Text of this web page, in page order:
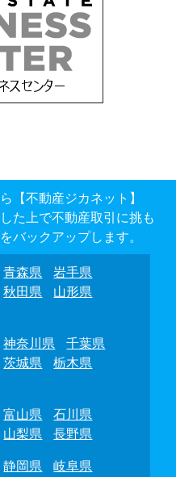
【不動産ジカネット】
た上で不動産取引に挑も
バックアップします。
青森県
岩手県
秋田県
山形県
神奈川県
千葉県
茨城県
栃木県
富山県
石川県
山梨県
長野県
静岡県
岐阜県